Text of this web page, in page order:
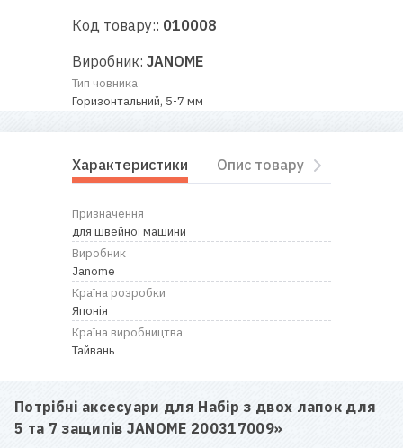
Код товару:: 010008
Виробник: JANOME
Тип човника
Горизонтальний, 5-7 мм
Характеристики Опис товару
Призначення
для швейної машини
Виробник
Janome
Країна розробки
Японія
Країна виробництва
Тайвань
Потрібні аксесуари для Набір з двох лапок для
5 та 7 защипів JANOME 200317009»